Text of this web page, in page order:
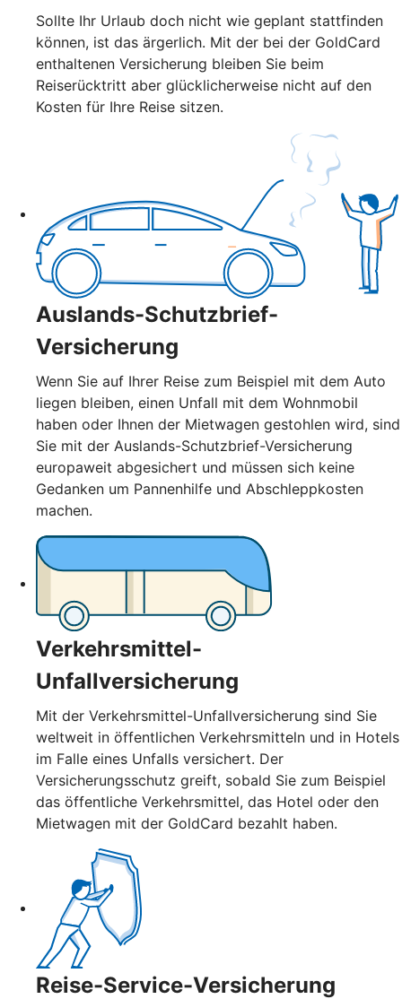
Sollte Ihr Urlaub doch nicht wie geplant stattfinden
können, ist das ärgerlich. Mit der bei der GoldCard
enthaltenen Versicherung bleiben Sie beim
Reiserücktritt aber glücklicherweise nicht auf den
Kosten für Ihre Reise sitzen.
Auslands-Schutzbrief-
Versicherung
Wenn Sie auf Ihrer Reise zum Beispiel mit dem Auto
liegen bleiben, einen Unfall mit dem Wohnmobil
haben oder Ihnen der Mietwagen gestohlen wird, sind
Sie mit der Auslands-Schutzbrief-Versicherung
europaweit abgesichert und müssen sich keine
Gedanken um Pannenhilfe und Abschleppkosten
machen.
Verkehrsmittel-
Unfallversicherung
Mit der Verkehrsmittel-Unfallversicherung sind Sie
weltweit in öffentlichen Verkehrsmitteln und in Hotels
im Falle eines Unfalls versichert. Der
Versicherungsschutz greift, sobald Sie zum Beispiel
das öffentliche Verkehrsmittel, das Hotel oder den
Mietwagen mit der GoldCard bezahlt haben.
Reise-Service-Versicherung